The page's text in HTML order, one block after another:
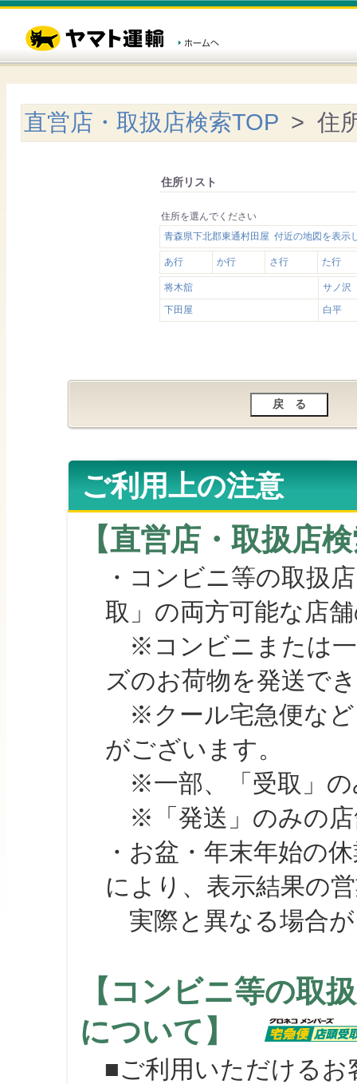
直営店・取扱店検索TOP > 住
住所リスト
住所を選んでください
青森県下北郡東通村田屋 付近の地図を表示
あ行 か行 さ行 た行
将木舘
サノ沢
下田屋
白平
ご利用上の注意
【直営店・取扱店
・コンビニ等の取扱
取」の両方可能な店
※コンビニまたは一
ズのお荷物を発送で
※クール宅急便など
がございます。
※一部、「受取」の
※「発送」のみの店
・お盆・年末年始の
により、表示結果の
実際と異なる場合が
【コンビニ等の取
について】
■ご利用いただけるお